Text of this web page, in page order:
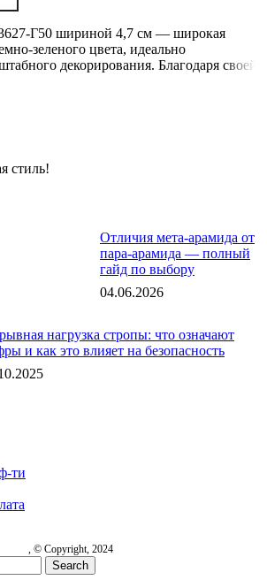
Г50 шириной 4,7 см — широкая
зеленого цвета, идеально
декорирования. Благодаря своей
стиль!
Отличия мета-арамида от
пара-арамида — полный
гайд по выбору
04.06.2026
нагрузка стропы: что означают
и как это влияет на безопасность
ти
, © Copyright, 2024
Search